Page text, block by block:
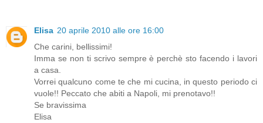
Elisa 20 aprile 2010 alle ore 16:00
Che carini, bellissimi!
Imma se non ti scrivo sempre è perchè sto facendo i lavori
a casa.
Vorrei qualcuno come te che mi cucina, in questo periodo ci
vuole!! Peccato che abiti a Napoli, mi prenotavo!!
Se bravissima
Elisa